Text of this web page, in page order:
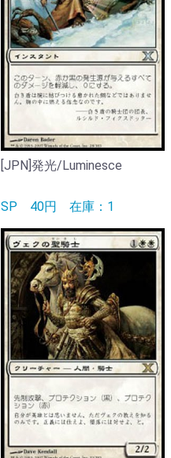
[JPN]発光/Luminesce
SP 40円 在庫：1